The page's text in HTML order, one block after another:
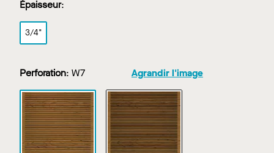
Épaisseur:
3/4"
Perforation: W7 Agrandir l'image